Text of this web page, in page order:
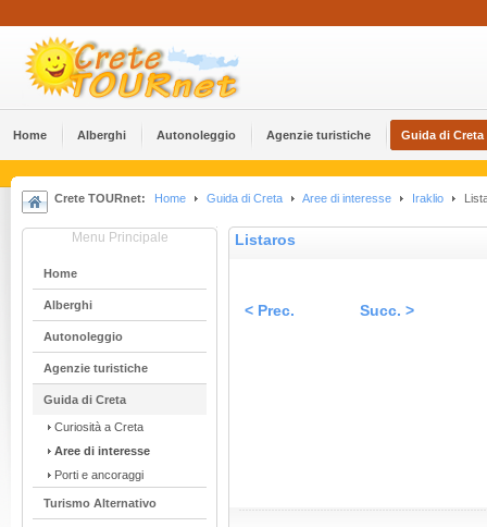
Home Alberghi Αutonoleggio Agenzie turistiche Guida di Creta
Crete TOURnet: Home Guida di Creta Aree di interesse Iraklio
Menu Principale
Home
Alberghi
Αutonoleggio
Agenzie turistiche
Guida di Creta
Curiosità a Creta
Aree di interesse
Porti e ancoraggi
Turismo Alternativo
Listaros
< Prec. Succ. >